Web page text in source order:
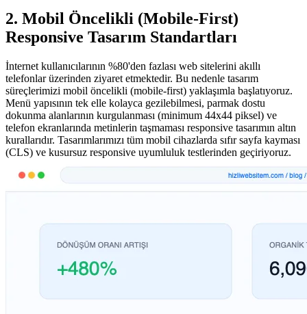
2. Mobil Öncelikli (Mobile-First)
Responsive Tasarım Standartları
İnternet kullanıcılarının %80'den fazlası web sitelerini akıllı
telefonlar üzerinden ziyaret etmektedir. Bu nedenle tasarım
süreçlerimizi mobil öncelikli (mobile-first) yaklaşımla başlatıyoruz.
Menü yapısının tek elle kolayca gezilebilmesi, parmak dostu
dokunma alanlarının kurgulanması (minimum 44x44 piksel) ve
telefon ekranlarında metinlerin taşmaması responsive tasarımın altın
kurallarıdır. Tasarımlarımızı tüm mobil cihazlarda sıfır sayfa kayması
(CLS) ve kusursuz responsive uyumluluk testlerinden geçiriyoruz.